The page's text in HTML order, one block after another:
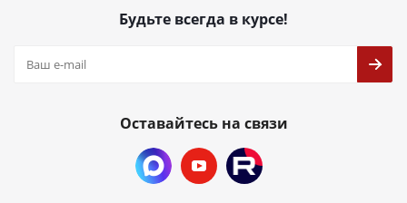
Будьте всегда в курсе!
Оставайтесь на связи